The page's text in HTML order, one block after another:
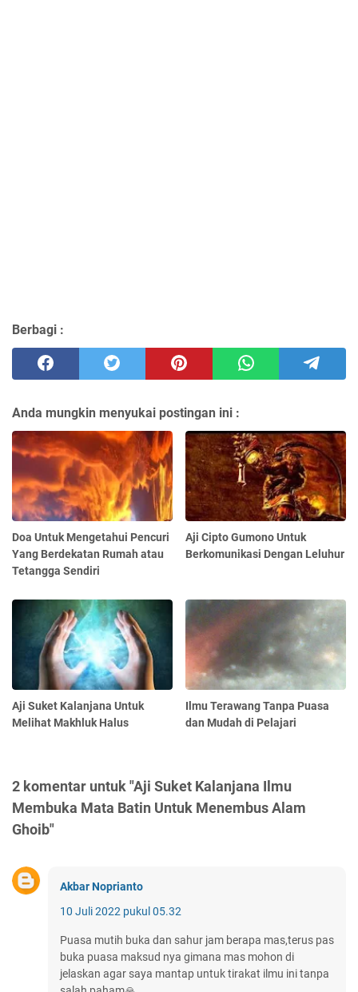
Berbagi :
Anda mungkin menyukai postingan ini :
Doa Untuk Mengetahui Pencuri
Yang Berdekatan Rumah atau
Tetangga Sendiri
Aji Cipto Gumono Untuk
Berkomunikasi Dengan Leluhur
Aji Suket Kalanjana Untuk
Melihat Makhluk Halus
Ilmu Terawang Tanpa Puasa
dan Mudah di Pelajari
2 komentar untuk "Aji Suket Kalanjana Ilmu
Membuka Mata Batin Untuk Menembus Alam
Ghoib"
Akbar Noprianto
10 Juli 2022 pukul 05.32
Puasa mutih buka dan sahur jam berapa mas,terus pas
buka puasa maksud nya gimana mas mohon di
jelaskan agar saya mantap untuk tirakat ilmu ini tanpa